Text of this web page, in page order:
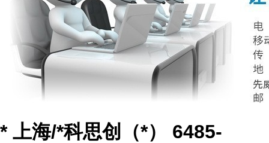
* 上海/*科思创（*） 6485-